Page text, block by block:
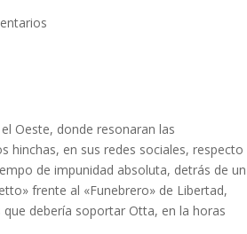
Oeste, donde resonaran las
hinchas, en sus redes sociales, respecto
de impunidad absoluta, detrás de un
frente al «Funebrero» de Libertad,
debería soportar Otta, en la horas